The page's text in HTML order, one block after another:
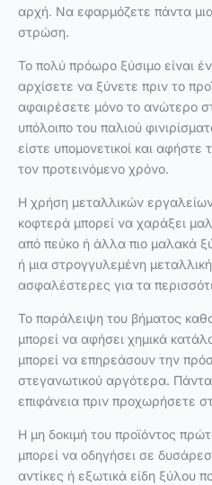
αρχή. Να εφαρμόζετε πάντα
στρώση.
Το πολύ πρόωρο ξύσιμο είναι
αρχίσετε να ξύνετε πριν το
αφαιρέσετε μόνο το ανώτερο
υπόλοιπο του παλιού
είστε υπομονετικοί και αφήστε
τον προτεινόμενο χρόνο.
Η χρήση μεταλλικών
κοφτερά μπορεί να χαράξει
από πεύκο ή άλλα πιο μαλακά
ή μια στρογγυλεμένη
ασφαλέστερες για τα
Το παράλειψη του βήματος
μπορεί να αφήσει χημικά
μπορεί να επηρεάσουν την
στεγανωτικού αργότερα.
επιφάνεια πριν προχωρήσετε
Η μη δοκιμή του προϊόντος
μπορεί να οδηγήσει σε
αντίκες ή εξωτικά είδη ξύλου